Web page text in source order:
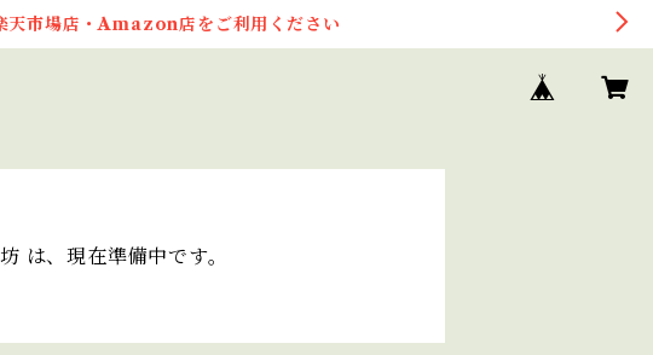
天市場店・Amazon店をご利用ください
は、現在準備中です。